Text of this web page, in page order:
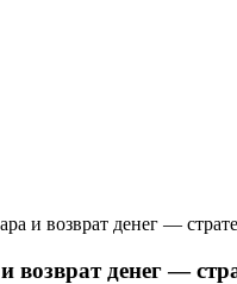
и возврат денег —
возврат денег —